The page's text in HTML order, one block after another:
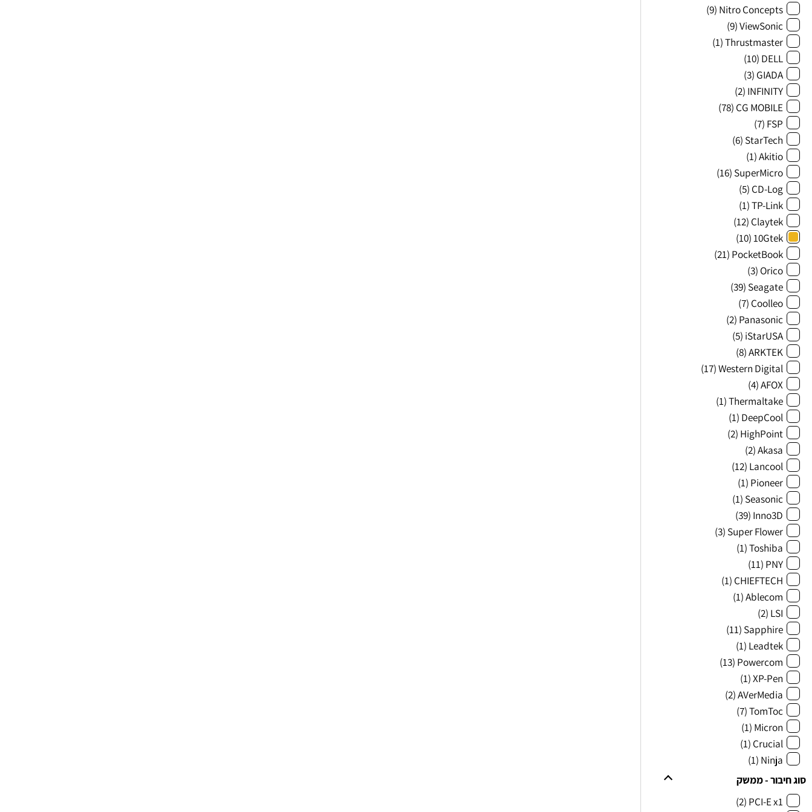
Nitro Concepts
(9)
ViewSonic
(9)
Thrustmaster
(1)
DELL
(10)
GIADA
(3)
INFINITY
(2)
CG MOBILE
(78)
FSP
(7)
StarTech
(6)
Akitio
(1)
SuperMicro
(16)
CD-Log
(5)
TP-Link
(1)
Claytek
(12)
10Gtek
(10)
PocketBook
(21)
Orico
(3)
Seagate
(39)
Coolleo
(7)
Panasonic
(2)
iStarUSA
(5)
ARKTEK
(8)
Western Digital
(17)
AFOX
(4)
Thermaltake
(1)
DeepCool
(1)
HighPoint
(2)
Akasa
(2)
Lancool
(12)
Pioneer
(1)
Seasonic
(1)
Inno3D
(39)
Super Flower
(3)
Toshiba
(1)
PNY
(11)
CHIEFTECH
(1)
Ablecom
(1)
LSI
(2)
Sapphire
(11)
Leadtek
(1)
Powercom
(13)
XP-Pen
(1)
AVerMedia
(2)
TomToc
(7)
Micron
(1)
Crucial
(1)
Ninja
(1)
סוג חיבור - ממשק
PCI-E x1
(2)